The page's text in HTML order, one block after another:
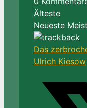
Älteste
Neueste
Das
Ulrich Kiesow